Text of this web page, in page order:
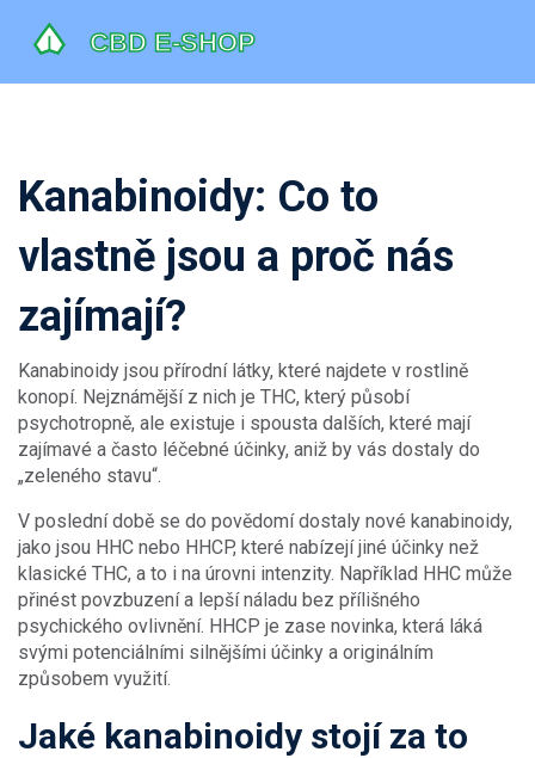
Kanabinoidy: Co to
vlastně jsou a proč nás
zajímají?
Kanabinoidy jsou přírodní látky, které najdete v rostlině
konopí. Nejznámější z nich je THC, který působí
psychotropně, ale existuje i spousta dalších, které mají
zajímavé a často léčebné účinky, aniž by vás dostaly do
„zeleného stavu“.
V poslední době se do povědomí dostaly nové kanabinoidy,
jako jsou HHC nebo HHCP, které nabízejí jiné účinky než
klasické THC, a to i na úrovni intenzity. Například HHC může
přinést povzbuzení a lepší náladu bez přílišného
psychického ovlivnění. HHCP je zase novinka, která láká
svými potenciálními silnějšími účinky a originálním
způsobem využití.
Jaké kanabinoidy stojí za to